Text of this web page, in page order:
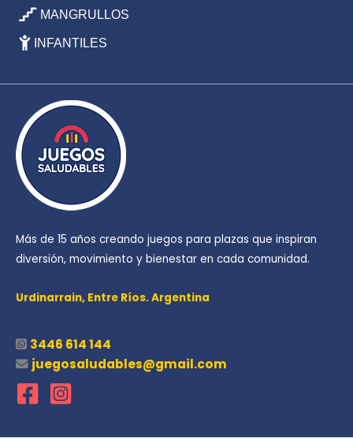
MANGRULLOS
INFANTILES
Más de 15 años creando juegos para plazas que inspiran
diversión, movimiento y bienestar en cada comunidad.
Urdinarrain, Entre Ríos. Argentina
3446 614 144
juegosaludables@gmail.com